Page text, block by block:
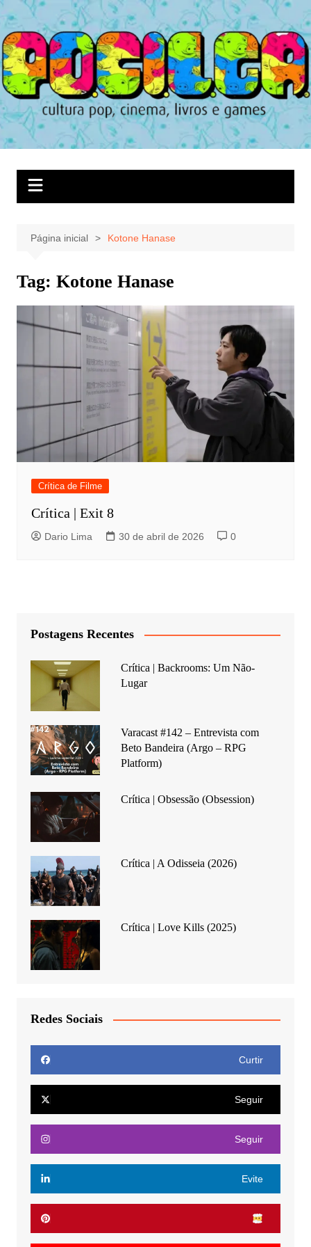
Ir
para
o
conteúdo
Página inicial Kotone Hanase
Tag: Kotone Hanase
Crítica de Filme
Crítica | Exit 8
Dario Lima 30 de abril de 2026 0
Postagens Recentes
Crítica | Backrooms: Um Não-
Lugar
Varacast #142 – Entrevista com
Beto Bandeira (Argo – RPG
Platform)
Crítica | Obsessão (Obsession)
Crítica | A Odisseia (2026)
Crítica | Love Kills (2025)
Redes Sociais
Curtir
Seguir
Seguir
Evite